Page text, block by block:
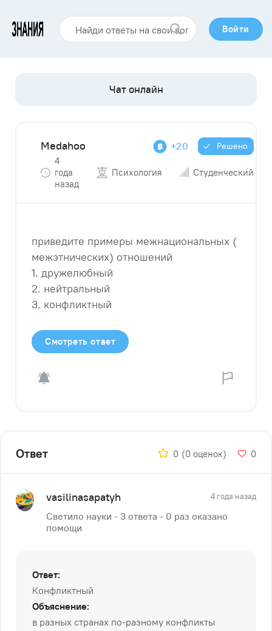
Войти
Medahoo +20 Решено
4
года
назад
Психология Студенческий
приведите примеры межнациональных (
межэтнических) отношений
1. дружелюбный
2. нейтральный
3. конфликтный
Смотреть ответ
Ответ 0 (0 оценок) 0
vasilinasapatyh 4 года назад
Светило науки - 3 ответа - 0 раз оказано
помощи
Ответ:
Конфликтный
Объяснение:
в разных странах по-разному конфликты